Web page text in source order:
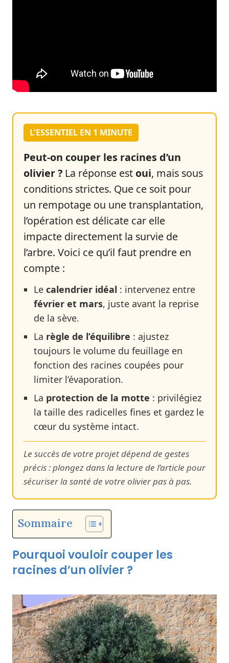
L’ESSENTIEL EN 1 MINUTE
Peut-on couper les racines d’un
olivier ? La réponse est oui, mais sous
conditions strictes. Que ce soit pour
un rempotage ou une transplantation,
l’opération est délicate car elle
impacte directement la survie de
l’arbre. Voici ce qu’il faut prendre en
compte :
Le calendrier idéal : intervenez entre
février et mars, juste avant la reprise
de la sève.
La règle de l’équilibre : ajustez
toujours le volume du feuillage en
fonction des racines coupées pour
limiter l’évaporation.
La protection de la motte : privilégiez
la taille des radicelles fines et gardez le
cœur du système intact.
Le succès de votre projet dépend de gestes
précis : plongez dans la lecture de l’article pour
sécuriser la santé de votre olivier pas à pas.
Sommaire
Pourquoi vouloir couper les
racines d’un olivier ?